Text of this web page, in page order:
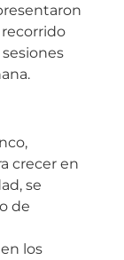
recorrido
crecer en
se
de
los